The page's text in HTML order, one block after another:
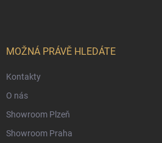
MOŽNÁ PRÁVĚ HLEDÁTE
Kontakty
O nás
Showroom Plzeň
Showroom Praha